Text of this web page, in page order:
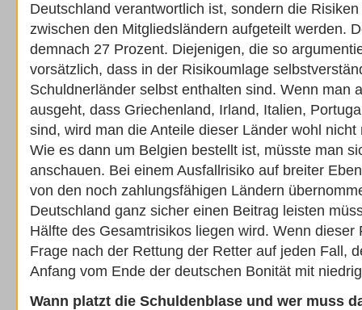
Deutschland verantwortlich ist, sondern die
zwischen den Mitgliedsländern aufgeteilt werden.
demnach 27 Prozent. Diejenigen, die so
vorsätzlich, dass in der Risikoumlage
Schuldnerländer selbst enthalten sind. Wenn man
ausgeht, dass Griechenland, Irland, Italien,
sind, wird man die Anteile dieser Länder wohl
Wie es dann um Belgien bestellt ist, müsste man
anschauen. Bei einem Ausfallrisiko auf breiter
von den noch zahlungsfähigen Ländern
Deutschland ganz sicher einen Beitrag leisten
Hälfte des Gesamtrisikos liegen wird. Wenn dieser
Frage nach der Rettung der Retter auf jeden Fall,
Anfang vom Ende der deutschen Bonität mit
Wann platzt die Schuldenblase und wer muss